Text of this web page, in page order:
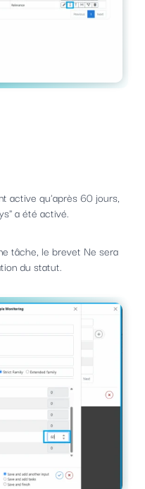
active qu'après 60 jours,
a été activé.
tâche, le brevet Ne sera
du statut.